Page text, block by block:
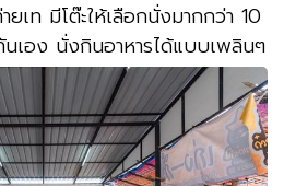
ยเท มีโต๊ะให้เลือกนั่งมากกว่า 10
นเอง นั่งกินอาหารได้แบบเพลินๆ